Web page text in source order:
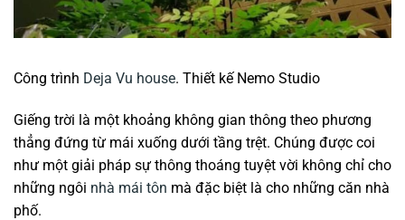
Công trình Deja Vu house. Thiết kế Nemo Studio
Giếng trời là một khoảng không gian thông theo phương
thẳng đứng từ mái xuống dưới tầng trệt. Chúng được coi
như một giải pháp sự thông thoáng tuyệt vời không chỉ cho
những ngôi nhà mái tôn mà đặc biệt là cho những căn nhà
phố.